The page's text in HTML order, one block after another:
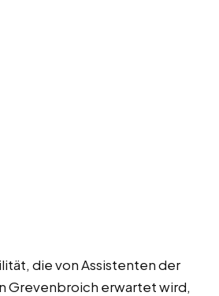
die von Assistenten der
Grevenbroich erwartet wird,